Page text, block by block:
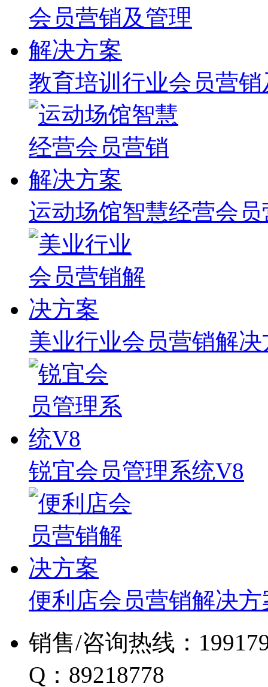
教育培训行业会员营
运动场馆智慧经营会
美业行业会员营销解决
锐宜会员管理系统V8
便利店会员营销解决方
销售/咨询热线：
Q：89218778